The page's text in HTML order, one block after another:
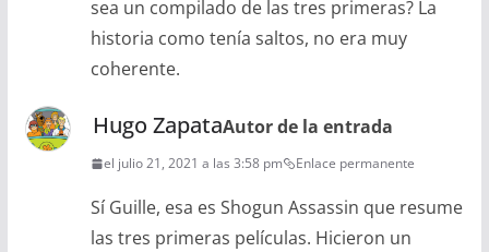
sea un compilado de las tres primeras? La
historia como tenía saltos, no era muy
coherente.
Hugo ZapataAutor de la entrada
el julio 21, 2021 a las 3:58 pm Enlace permanente
Sí Guille, esa es Shogun Assassin que resume
las tres primeras películas. Hicieron un